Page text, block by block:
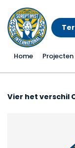
Home Projecten
Onze
Vier het verschil